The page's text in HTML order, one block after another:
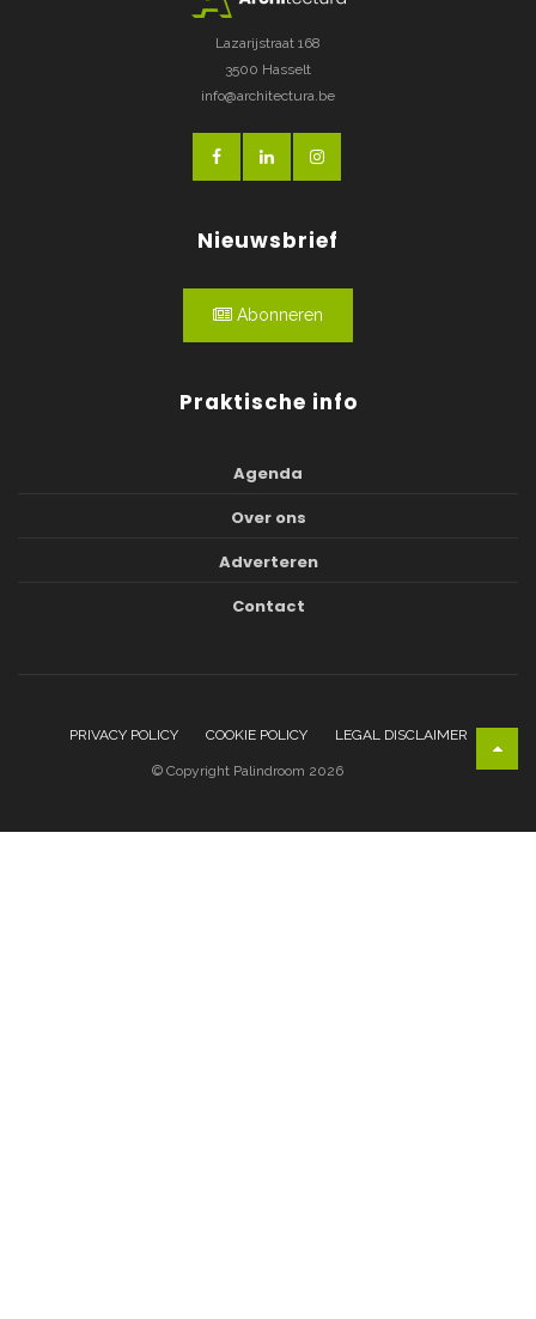
Lazarijstraat 168
3500 Hasselt
info@architectura.be
Nieuwsbrief
Abonneren
Praktische info
Agenda
Over ons
Adverteren
Contact
PRIVACY POLICY COOKIE POLICY LEGAL DISCLAIMER
© Copyright Palindroom 2026